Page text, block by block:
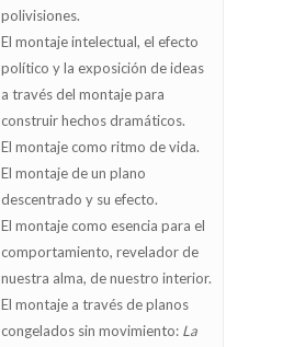
polivisiones.
El montaje intelectual, el efecto
político y la exposición de ideas
a través del montaje para
construir hechos dramáticos.
El montaje como ritmo de vida.
El montaje de un plano
descentrado y su efecto.
El montaje como esencia para el
comportamiento, revelador de
nuestra alma, de nuestro interior.
El montaje a través de planos
congelados sin movimiento: La